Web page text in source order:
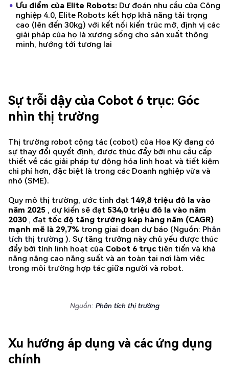
Ưu điểm của Elite Robots: Dự đoán nhu cầu của Công
nghiệp 4.0, Elite Robots kết hợp khả năng tải trọng
cao (lên đến 30kg) với kết nối kiến trúc mở, định vị các
giải pháp của họ là xương sống cho sản xuất thông
minh, hướng tới tương lai
Sự trỗi dậy của Cobot 6 trục: Góc
nhìn thị trường
Thị trường robot cộng tác (cobot) của Hoa Kỳ đang có
sự thay đổi quyết định, được thúc đẩy bởi nhu cầu cấp
thiết về các giải pháp tự động hóa linh hoạt và tiết kiệm
chi phí hơn, đặc biệt là trong các Doanh nghiệp vừa và
nhỏ (SME).
Quy mô thị trường, ước tính đạt 149,8 triệu đô la vào
năm 2025, dự kiến sẽ đạt 534,0 triệu đô la vào năm
2030, đạt tốc độ tăng trưởng kép hàng năm (CAGR)
mạnh mẽ là 29,7%trong giai đoạn dự báo (Nguồn: Phân
tích thị trường ). Sự tăng trưởng này chủ yếu được thúc
đẩy bởi tính linh hoạt của Cobot 6 trụctiên tiến và khả
năng nâng cao năng suất và an toàn tại nơi làm việc
trong môi trường hợp tác giữa người và robot.
Nguồn: Phân tích thị trường
Xu hướng áp dụng và các ứng dụng
chính